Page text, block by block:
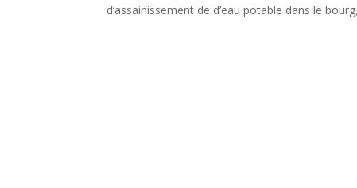
d’assainissement de d’eau potable dans le